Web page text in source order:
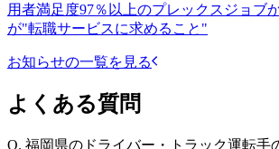
用者満足度97％以上のプレックスジョブ
が"転職サービスに求めること"
お知らせの一覧を見る
よくある質問
Q. 福岡県のドライバー・トラック運転手